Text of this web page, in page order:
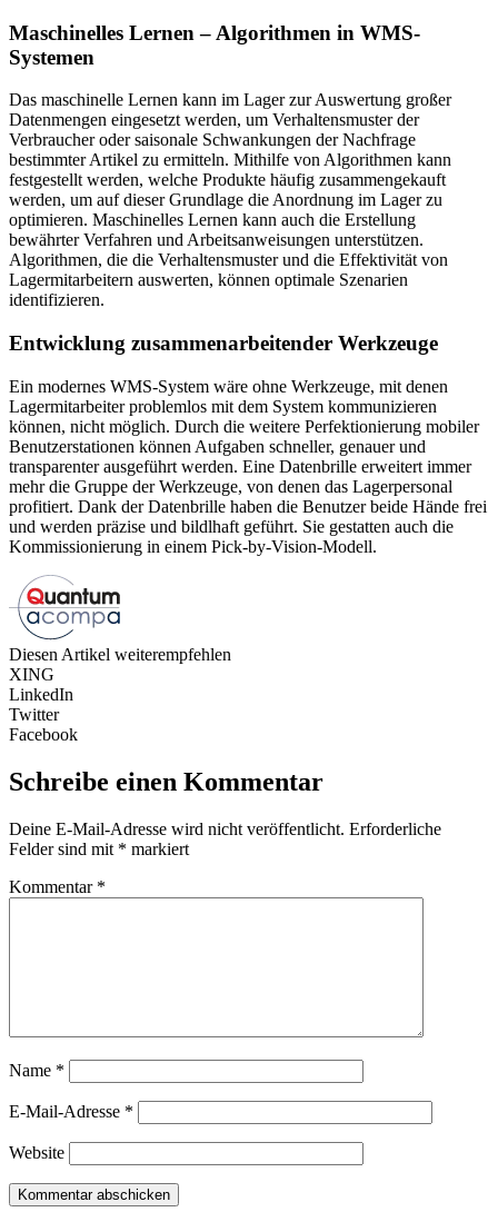
Maschinelles Lernen – Algorithmen in WMS-
Systemen
Das maschinelle Lernen kann im Lager zur Auswertung großer
Datenmengen eingesetzt werden, um Verhaltensmuster der
Verbraucher oder saisonale Schwankungen der Nachfrage
bestimmter Artikel zu ermitteln. Mithilfe von Algorithmen kann
festgestellt werden, welche Produkte häufig zusammengekauft
werden, um auf dieser Grundlage die Anordnung im Lager zu
optimieren. Maschinelles Lernen kann auch die Erstellung
bewährter Verfahren und Arbeitsanweisungen unterstützen.
Algorithmen, die die Verhaltensmuster und die Effektivität von
Lagermitarbeitern auswerten, können optimale Szenarien
identifizieren.
Entwicklung zusammenarbeitender Werkzeuge
Ein modernes WMS-System wäre ohne Werkzeuge, mit denen
Lagermitarbeiter problemlos mit dem System kommunizieren
können, nicht möglich. Durch die weitere Perfektionierung mobiler
Benutzerstationen können Aufgaben schneller, genauer und
transparenter ausgeführt werden. Eine Datenbrille erweitert immer
mehr die Gruppe der Werkzeuge, von denen das Lagerpersonal
profitiert. Dank der Datenbrille haben die Benutzer beide Hände frei
und werden präzise und bildlhaft geführt. Sie gestatten auch die
Kommissionierung in einem Pick-by-Vision-Modell.
Diesen Artikel weiterempfehlen
XING
LinkedIn
Twitter
Facebook
Schreibe einen Kommentar
Deine E-Mail-Adresse wird nicht veröffentlicht. Erforderliche
Felder sind mit * markiert
Kommentar *
Name *
E-Mail-Adresse *
Website